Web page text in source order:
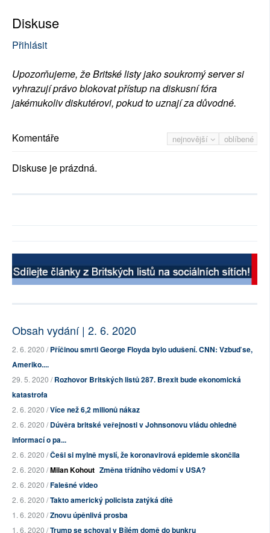
Diskuse
Přihlásit
Upozorňujeme, že Britské listy jako soukromý server si
vyhrazují právo blokovat přístup na diskusní fóra
jakémukoliv diskutérovi, pokud to uznají za důvodné.
nejnovější oblíbené
Komentáře
Diskuse je prázdná.
Obsah vydání | 2. 6. 2020
2. 6. 2020 /Příčinou smrti George Floyda bylo udušení. CNN: Vzbuď se,
Ameriko....
29. 5. 2020 /Rozhovor Britských listů 287. Brexit bude ekonomická
katastrofa
2. 6. 2020 /Více než 6,2 milionů nákaz
2. 6. 2020 /Dúvěra britské veřejnosti v Johnsonovu vládu ohledně
informací o pa...
2. 6. 2020 /Češi si mylně myslí, že koronavirová epidemie skončila
2. 6. 2020 /Milan Kohout Změna třídního vědomí v USA?
2. 6. 2020 /Falešné video
2. 6. 2020 /Takto americký policista zatýká dítě
1. 6. 2020 /Znovu úpěnlivá prosba
1. 6. 2020 /Trump se schoval v Bílém domě do bunkru